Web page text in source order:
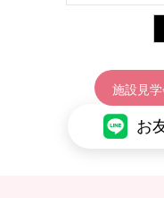
施設見学
お